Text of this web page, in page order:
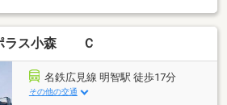
ラス小森 Ｃ
名鉄広見線 明智駅 徒歩17分
その他の交通